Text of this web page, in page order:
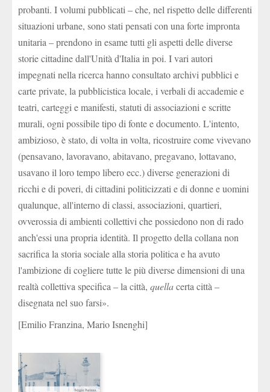
probanti. I volumi pubblicati – che, nel rispetto delle differenti
situazioni urbane, sono stati pensati con una forte impronta
unitaria – prendono in esame tutti gli aspetti delle diverse
storie cittadine dall'Unità d'Italia in poi. I vari autori
impegnati nella ricerca hanno consultato archivi pubblici e
carte private, la pubblicistica locale, i verbali di accademie e
teatri, carteggi e manifesti, statuti di associazioni e scritte
murali, ogni possibile tipo di fonte e documento. L'intento,
ambizioso, è stato, di volta in volta, ricostruire come vivevano
(pensavano, lavoravano, abitavano, pregavano, lottavano,
usavano il loro tempo libero ecc.) diverse generazioni di
ricchi e di poveri, di cittadini politicizzati e di donne e uomini
qualunque, all'interno di classi, associazioni, quartieri,
ovverossia di ambienti collettivi che possiedono non di rado
anch'essi una propria identità. Il progetto della collana non
sacrifica la storia sociale alla storia politica e ha avuto
l'ambizione di cogliere tutte le più diverse dimensioni di una
realtà collettiva specifica – la città, quellacerta città –
disegnata nel suo farsi».
[Emilio Franzina, Mario Isnenghi]